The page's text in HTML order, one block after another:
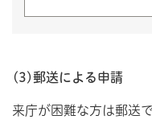
(3)郵送による申請
来庁が困難な方は郵送